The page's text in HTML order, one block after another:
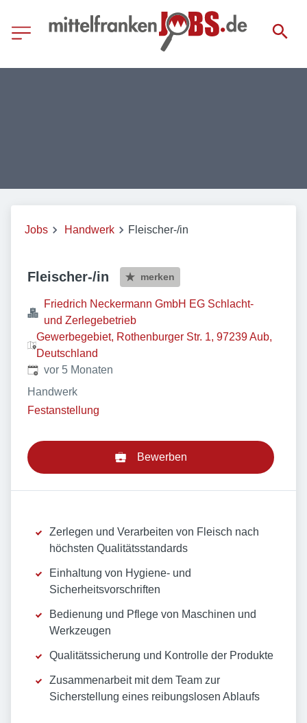
Jobs Handwerk Fleischer-/in
Fleischer-/in merken
Friedrich Neckermann GmbH EG Schlacht-
und Zerlegebetrieb
Gewerbegebiet, Rothenburger Str. 1, 97239 Aub,
Deutschland
Veröffentlicht:
vor 5 Monaten
Handwerk
Festanstellung
Bewerben
Zerlegen und Verarbeiten von Fleisch nach
höchsten Qualitätsstandards
Einhaltung von Hygiene- und
Sicherheitsvorschriften
Bedienung und Pflege von Maschinen und
Werkzeugen
Qualitätssicherung und Kontrolle der Produkte
Zusammenarbeit mit dem Team zur
Sicherstellung eines reibungslosen Ablaufs